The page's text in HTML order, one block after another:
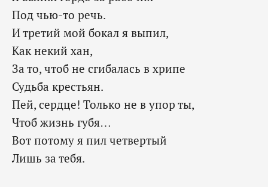
Под чью-то речь.
И третий мой бокал я выпил,
Как некий хан,
За то, чтоб не сгибалась в хрипе
Судьба крестьян.
Пей, сердце! Только не в упор ты,
Чтоб жизнь губя…
Вот потому я пил четвертый
Лишь за тебя.